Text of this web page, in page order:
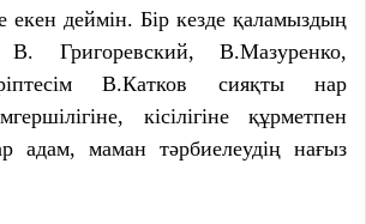
екен деймін. Бір кезде қаламыздың
В. Григоревский, В.Мазуренко,
В.Катков сияқты нар
кісілігіне құрметпен
адам, маман тәрбиелеудің нағыз